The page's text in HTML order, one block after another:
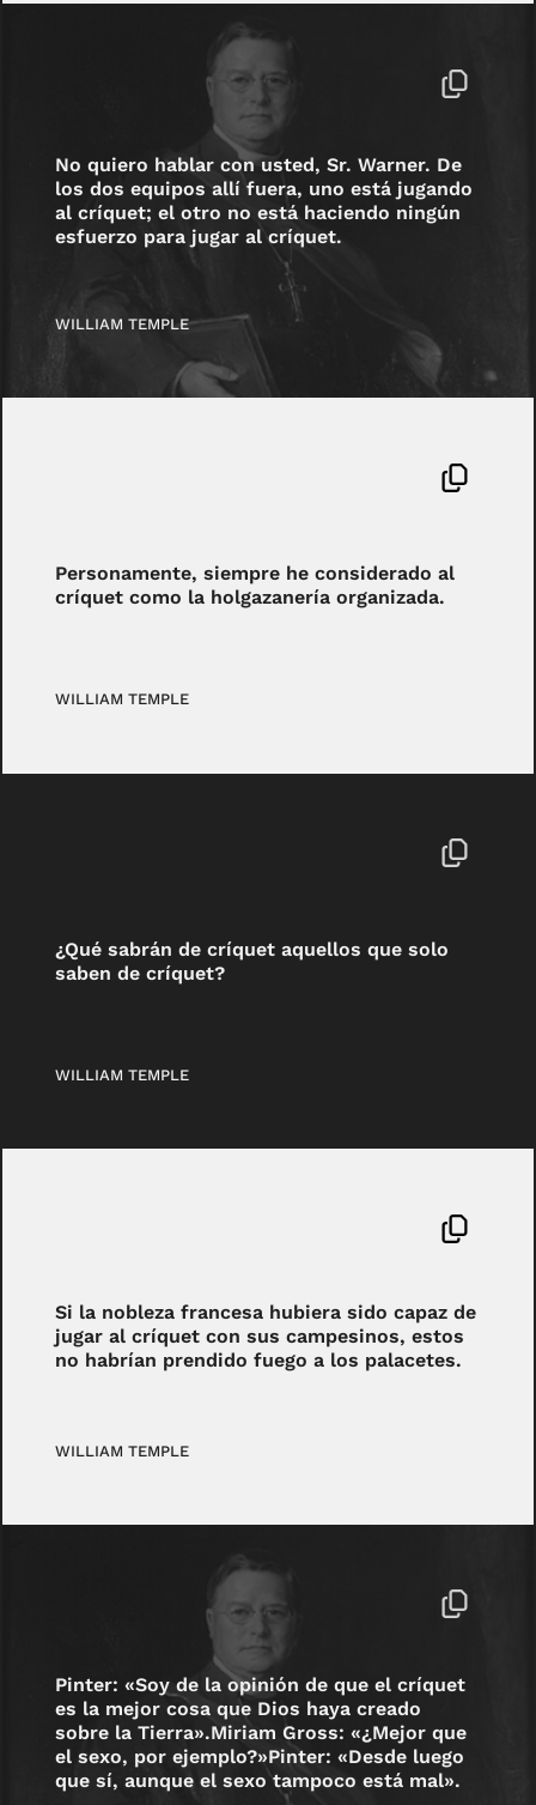
No quiero hablar con usted, Sr. Warner. De
los dos equipos allí fuera, uno está jugando
al críquet; el otro no está haciendo ningún
esfuerzo para jugar al críquet.
WILLIAM TEMPLE
Personamente, siempre he considerado al
críquet como la holgazanería organizada.
WILLIAM TEMPLE
¿Qué sabrán de críquet aquellos que solo
saben de críquet?
WILLIAM TEMPLE
Si la nobleza francesa hubiera sido capaz de
jugar al críquet con sus campesinos, estos
no habrían prendido fuego a los palacetes.
WILLIAM TEMPLE
Pinter: «Soy de la opinión de que el críquet
es la mejor cosa que Dios haya creado
sobre la Tierra».Miriam Gross: «¿Mejor que
el sexo, por ejemplo?»Pinter: «Desde luego
que sí, aunque el sexo tampoco está mal».